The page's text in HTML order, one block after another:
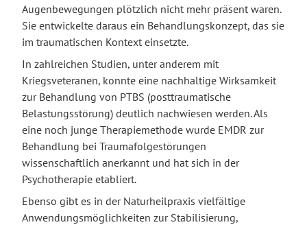
Augenbewegungen plötzlich nicht mehr präsent waren.
Sie entwickelte daraus ein Behandlungskonzept, das sie
im traumatischen Kontext einsetzte.
In zahlreichen Studien, unter anderem mit
Kriegsveteranen, konnte eine nachhaltige Wirksamkeit
zur Behandlung von PTBS (posttraumatische
Belastungsstörung) deutlich nachwiesen werden. Als
eine noch junge Therapiemethode wurde EMDR zur
Behandlung bei Traumafolgestörungen
wissenschaftlich anerkannt und hat sich in der
Psychotherapie etabliert.
Ebenso gibt es in der Naturheilpraxis vielfältige
Anwendungsmöglichkeiten zur Stabilisierung,